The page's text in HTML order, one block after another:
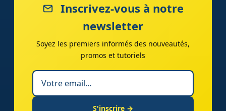
Inscrivez-vous à notre
newsletter
Soyez les premiers informés des nouveautés,
promos et tutoriels
S'inscrire →